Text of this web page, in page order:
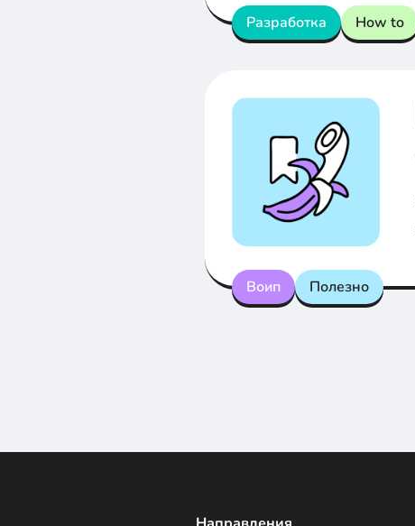
Разработка How to
Воип Полезно